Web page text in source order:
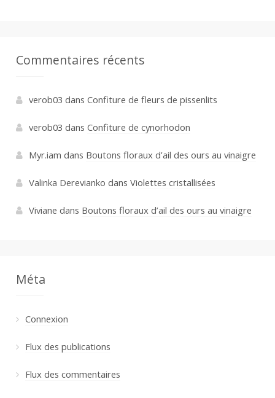
Commentaires récents
verob03 dans Confiture de fleurs de pissenlits
verob03 dans Confiture de cynorhodon
Myr.iam dans Boutons floraux d’ail des ours au vinaigre
Valinka Derevianko dans Violettes cristallisées
Viviane dans Boutons floraux d’ail des ours au vinaigre
Méta
Connexion
Flux des publications
Flux des commentaires